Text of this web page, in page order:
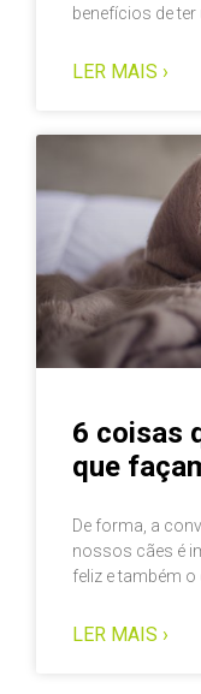
benefícios de ter
LER MAIS ›
6 coisas
que
De forma, a
nossos cães é
feliz e também
LER MAIS ›